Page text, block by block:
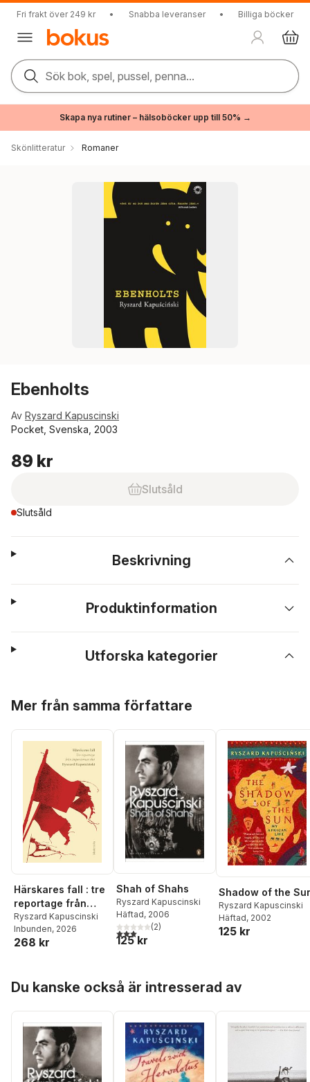
Fri frakt över 249 kr • Snabba leveranser • Billiga böcker
Sök bok, spel, pussel, penna...
Skapa nya rutiner – hälsoböcker upp till 50% →
Skönlitteratur Romaner
Ebenholts
Av Ryszard Kapuscinski
Pocket, Svenska, 2003
89 kr
Slutsåld
Slutsåld
Beskrivning
Produktinformation
Utforska kategorier
Mer från samma författare
Härskares fall : tre
reportage från
imperiernas slut
Ryszard Kapuscinski
Inbunden, 2026
268 kr
Shah of Shahs
Ryszard Kapuscinski
Häftad, 2006
3,0utav 5 stjärnor. Totalt antal röster:
(2)
125 kr
Shadow of the
Ryszard Kapuscinski
Häftad, 2002
125 kr
Du kanske också är intresserad av